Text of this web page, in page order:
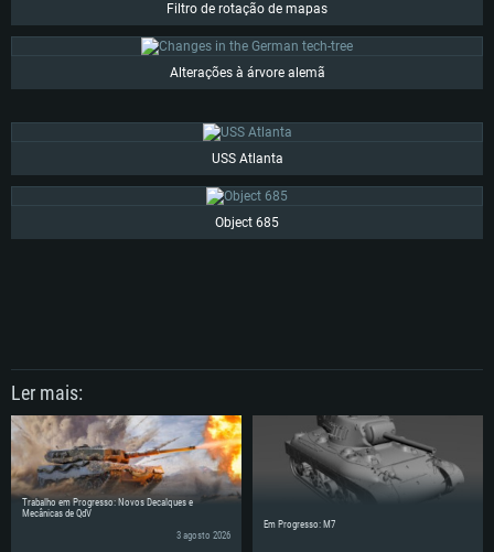
Filtro de rotação de mapas
Alterações à árvore alemã
USS Atlanta
Object 685
Ler mais:
Trabalho em Progresso: Novos Decalques e
Mecânicas de QdV
3 agosto 2026
Em Progresso: M7